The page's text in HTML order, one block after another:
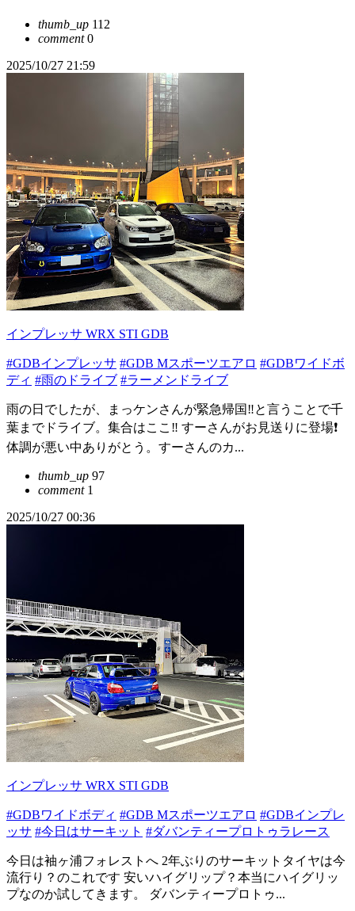
thumb_up 112
comment0
2025/10/27 21:59
インプレッサ WRX STI GDB
#GDBインプレッサ #GDB Mスポーツエアロ #GDBワイドボ
ディ #雨のドライブ #ラーメンドライブ
雨の日でしたが、まっケンさんが緊急帰国‼️と言うことで千
葉までドライブ。集合はここ‼️ すーさんがお見送りに登場❗️
体調が悪い中ありがとう。すーさんのカ...
thumb_up 97
comment1
2025/10/27 00:36
インプレッサ WRX STI GDB
#GDBワイドボディ #GDB Mスポーツエアロ #GDBインプレ
ッサ #今日はサーキット #ダバンティープロトゥラレース
今日は袖ヶ浦フォレストへ 2年ぶりのサーキットタイヤは今
流行り？のこれです 安いハイグリップ？本当にハイグリッ
プなのか試してきます。 ダバンティープロトゥ...